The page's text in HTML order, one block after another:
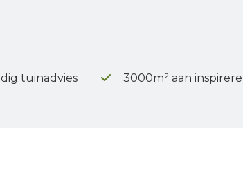
tuinadvies 3000m² aan